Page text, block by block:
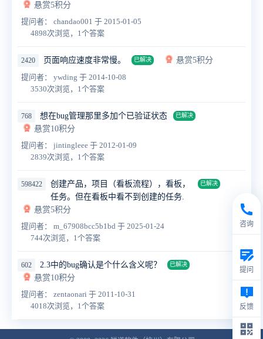
悬赏5积分
提问者： chandao001 于 2015-01-05
4898次浏览，1个答案
2420 页面响应速度非常慢。 已解决
悬赏5积分
提问者： ywding 于 2014-10-08
3530次浏览，1个答案
768 想在bug管理那里多加个已验证状态 已解决
悬赏10积分
提问者： jintingleee 于 2012-01-09
2839次浏览，1个答案
598422
创建产品，项目（看板流程），看板，
任务。但在看板中看不到创建的任务.
已解决
悬赏5积分
提问者： m_67908bcc5b1bd 于 2025-01-24
744次浏览，1个答案
602 2.3中的bug确认是个什么含义呢？ 已解决
悬赏10积分
提问者： zentaonari 于 2011-10-31
4018次浏览，1个答案
咨询
提问
反馈